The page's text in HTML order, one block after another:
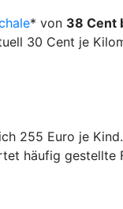
* von 38 Cent
30 Cent je
255 Euro je
häufig